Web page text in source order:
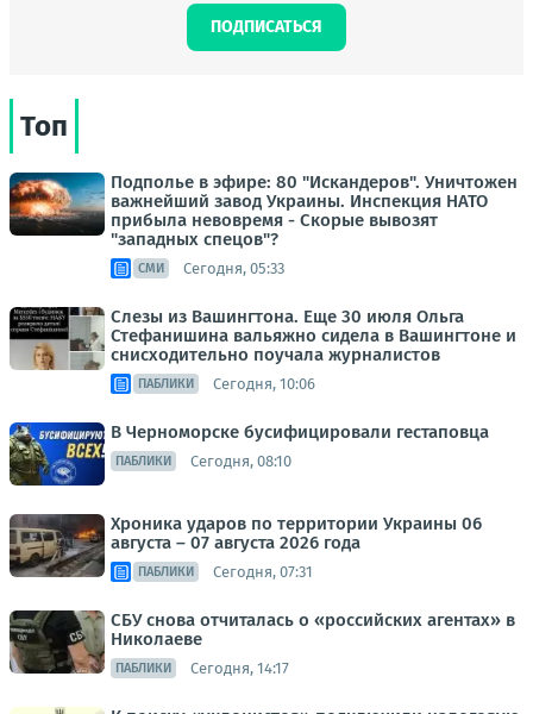
ПОДПИСАТЬСЯ
Топ
Подполье в эфире: 80 "Искандеров". Уничтожен
важнейший завод Украины. Инспекция НАТО
прибыла невовремя - Скорые вывозят
"западных спецов"?
СМИ Сегодня, 05:33
Слезы из Вашингтона. Еще 30 июля Ольга
Стефанишина вальяжно сидела в Вашингтоне и
снисходительно поучала журналистов
ПАБЛИКИ Сегодня, 10:06
В Черноморске бусифицировали гестаповца
ПАБЛИКИ Сегодня, 08:10
Хроника ударов по территории Украины 06
августа – 07 августа 2026 года
ПАБЛИКИ Сегодня, 07:31
СБУ снова отчиталась о «российских агентах» в
Николаеве
ПАБЛИКИ Сегодня, 14:17